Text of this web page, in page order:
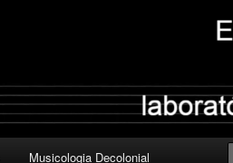
Musicologia Decolonial